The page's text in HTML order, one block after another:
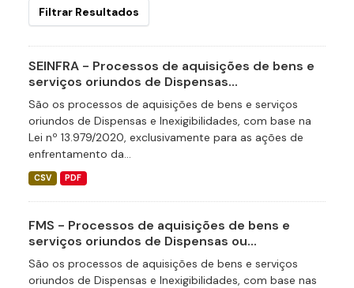
Filtrar Resultados
SEINFRA - Processos de aquisições de bens e
serviços oriundos de Dispensas...
São os processos de aquisições de bens e serviços
oriundos de Dispensas e Inexigibilidades, com base na
Lei nº 13.979/2020, exclusivamente para as ações de
enfrentamento da...
CSV PDF
FMS - Processos de aquisições de bens e
serviços oriundos de Dispensas ou...
São os processos de aquisições de bens e serviços
oriundos de Dispensas e Inexigibilidades, com base nas